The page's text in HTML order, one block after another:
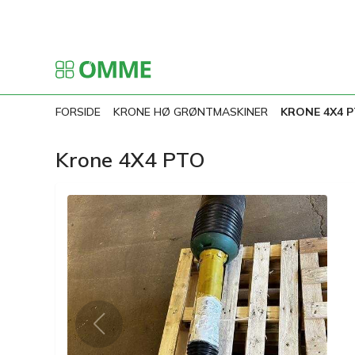
FORSIDE KRONE HØ GRØNTMASKINER KRONE 4X4
Krone 4X4 PTO